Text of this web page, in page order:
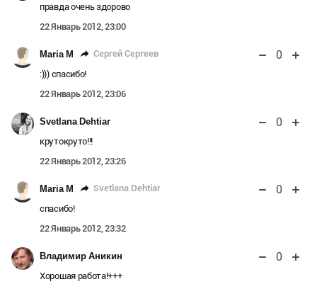
правда очень здорово
22 Январь 2012, 23:00
Maria M Сергей Сергеев 0
:))) спасибо!
22 Январь 2012, 23:06
Svetlana Dehtiar 0
крутокруто!!!
22 Январь 2012, 23:26
Maria M Svetlana Dehtiar 0
спасибо!
22 Январь 2012, 23:32
Владимир Аникин 0
Хорошая работа!+++